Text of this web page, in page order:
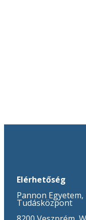
Elérhetőség
Pannon
Tudásközpont